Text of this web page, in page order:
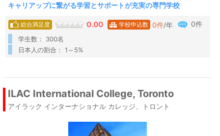
キャリアップに繋がる学習とサポートが充実の専門学校
総合満足度 0.00 学校申込数 0件/年 0件
学生数： 300名
日本人の割合： 1～5%
ILAC International College, Toronto
アイラック インターナショナル カレッジ、トロント